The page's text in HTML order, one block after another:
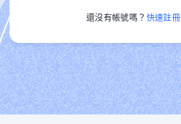
還沒有帳號嗎？ 快速註冊